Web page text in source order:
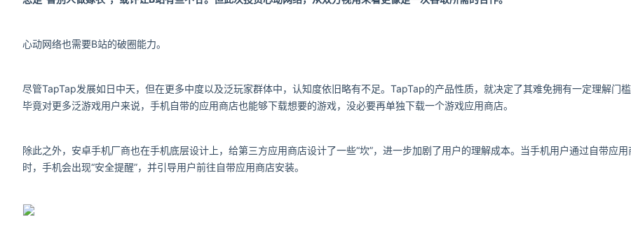
心动网络也需要B站的破圈能力。
尽管TapTap发展如日中天，但在更多中度以及泛玩家群体中，认知度依旧略有不足。TapTap的产品性质，就决定了其难免拥有一定理解门槛
毕竟对更多泛游戏用户来说，手机自带的应用商店也能够下载想要的游戏，没必要再单独下载一个游戏应用商店。
除此之外，安卓手机厂商也在手机底层设计上，给第三方应用商店设计了一些“坎”，进一步加剧了用户的理解成本。当手机用户通过自带应
时，手机会出现“安全提醒”，并引导用户前往自带应用商店安装。